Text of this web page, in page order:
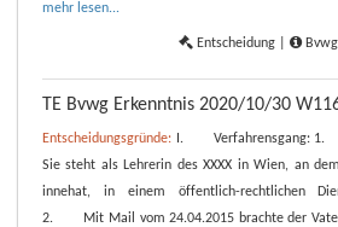
mehr lesen...
Entscheidung | Bvwg
TE Bvwg Erkenntnis 2020/10/30
Entscheidungsgründe: I. Verfahrensgang: 1.
Sie steht als Lehrerin des XXXX in Wien, an
innehat, in einem öffentlich-rechtlichen
2. Mit Mail vom 24.04.2015 brachte der Vater